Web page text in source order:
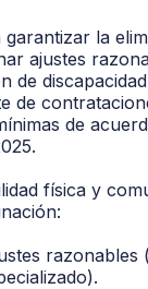
la
ajustes
de
de
de
física y
razonables